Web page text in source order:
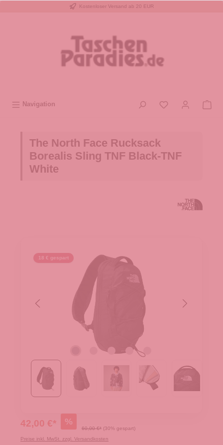
Kostenloser Versand ab 20 EUR
Navigation
The North Face Rucksack
Borealis Sling TNF Black-TNF
White
18 € gespart
42,00 €* %
60,00 €* (30% gespart)
Preise inkl. MwSt. zzgl. Versandkosten